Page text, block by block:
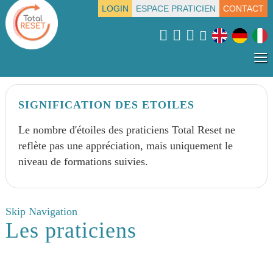
LOGIN ESPACE PRATICIEN CONTACT
≡
SIGNIFICATION DES ETOILES
Le nombre d'étoiles des praticiens Total Reset ne
reflète pas une appréciation, mais uniquement le
niveau de formations suivies.
Skip Navigation
Les praticiens